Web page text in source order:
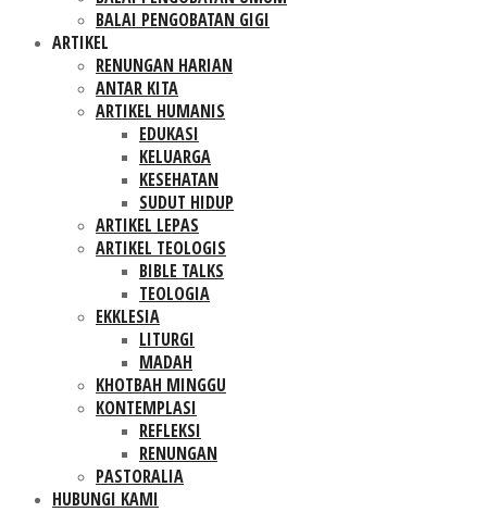
BALAI PENGOBATAN GIGI
ARTIKEL
RENUNGAN HARIAN
ANTAR KITA
ARTIKEL HUMANIS
EDUKASI
KELUARGA
KESEHATAN
SUDUT HIDUP
ARTIKEL LEPAS
ARTIKEL TEOLOGIS
BIBLE TALKS
TEOLOGIA
EKKLESIA
LITURGI
MADAH
KHOTBAH MINGGU
KONTEMPLASI
REFLEKSI
RENUNGAN
PASTORALIA
HUBUNGI KAMI